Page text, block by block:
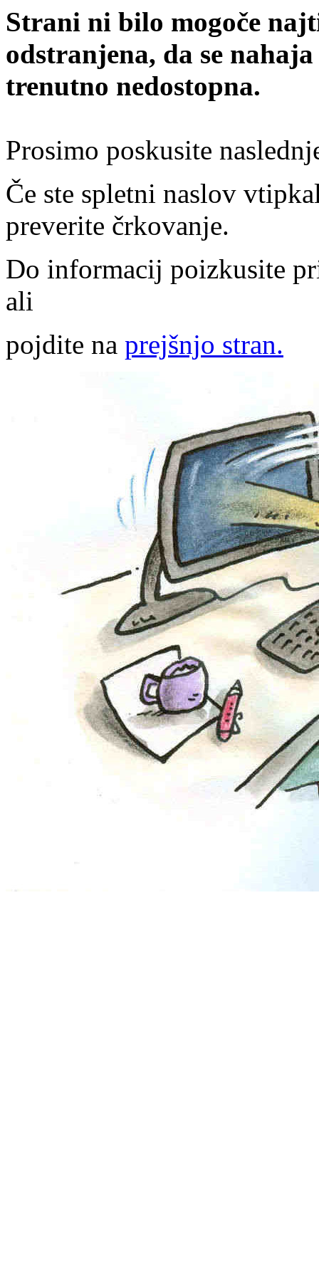
Strani ni bilo mogoče
odstranjena, da se
trenutno nedostopna.
Prosimo poskusite
Če ste spletni naslov
preverite črkovanje.
Do informacij poizkusite
ali
pojdite na prejšnjo stran.